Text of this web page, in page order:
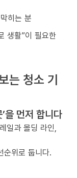
히는 분
생활”이 필요한
는 청소 기
을 먼저 합니다
일과 몰딩 라인,
순위로 둡니다.